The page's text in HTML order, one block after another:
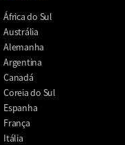
África do Sul
Austrália
Alemanha
Argentina
Canadá
Coreia do Sul
Espanha
França
Itália